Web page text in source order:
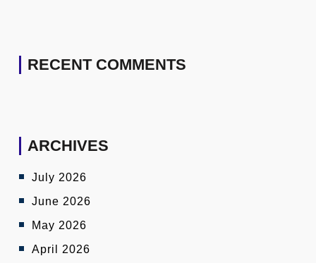
RECENT COMMENTS
ARCHIVES
July 2026
June 2026
May 2026
April 2026